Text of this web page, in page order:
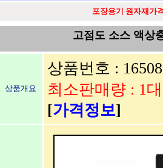
포장용기 원자재가
고점도 소스 액상
상품개요
상품번호 :
최소판매량 : 1대
[가격정보]